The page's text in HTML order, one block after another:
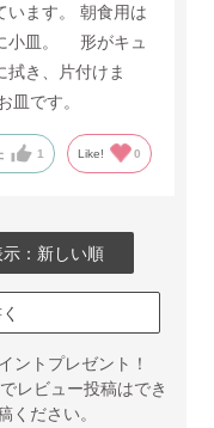
います。 朝食用は
小皿。 形がキュ
拭き、片付けま
皿です。
1 Like! 0
示：新しい順
ントプレゼント！
レビュー投稿はでき
ください。